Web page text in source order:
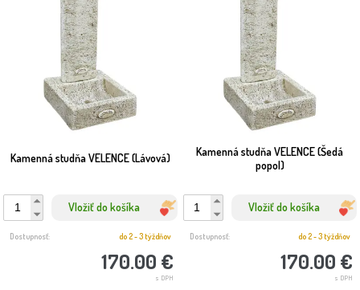
Kamenná studňa VELENCE (Lávová)
Vložiť do košíka
170.00 €
s DPH
Dostupnosť: do 2 - 3 týždňov
Kamenná studňa VELENCE (Šedá
popol)
Vložiť do košíka
170.00 €
s DPH
Dostupnosť: do 2 - 3 týždňov